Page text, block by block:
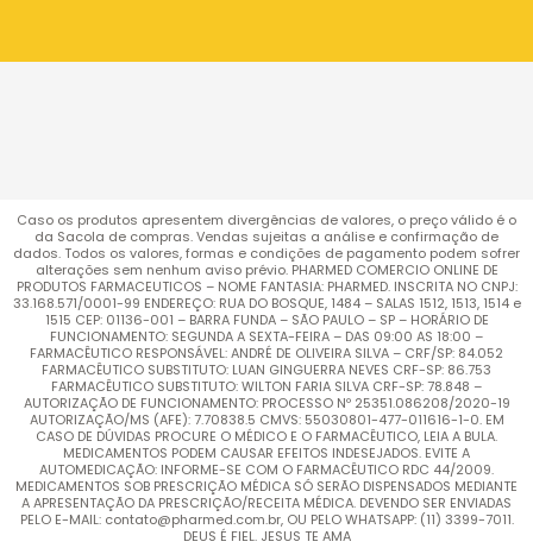
Caso os produtos apresentem divergências de valores, o preço válido é o
da Sacola de compras. Vendas sujeitas a análise e confirmação de
dados. Todos os valores, formas e condições de pagamento podem sofrer
alterações sem nenhum aviso prévio. PHARMED COMERCIO ONLINE DE
PRODUTOS FARMACEUTICOS – NOME FANTASIA: PHARMED. INSCRITA NO CNPJ:
33.168.571/0001-99 ENDEREÇO: RUA DO BOSQUE, 1484 – SALAS 1512, 1513, 1514 e
1515 CEP: 01136-001 – BARRA FUNDA – SÃO PAULO – SP – HORÁRIO DE
FUNCIONAMENTO: SEGUNDA A SEXTA-FEIRA – DAS 09:00 AS 18:00 –
FARMACÊUTICO RESPONSÁVEL: ANDRÉ DE OLIVEIRA SILVA – CRF/SP: 84.052
FARMACÊUTICO SUBSTITUTO: LUAN GINGUERRA NEVES CRF-SP: 86.753
FARMACÊUTICO SUBSTITUTO: WILTON FARIA SILVA CRF-SP: 78.848 –
AUTORIZAÇÃO DE FUNCIONAMENTO: PROCESSO Nº 25351.086208/2020-19
AUTORIZAÇÃO/MS (AFE): 7.70838.5 CMVS: 55030801-477-011616-1-0. EM
CASO DE DÚVIDAS PROCURE O MÉDICO E O FARMACÊUTICO, LEIA A BULA.
MEDICAMENTOS PODEM CAUSAR EFEITOS INDESEJADOS. EVITE A
AUTOMEDICAÇÃO: INFORME-SE COM O FARMACÊUTICO RDC 44/2009.
MEDICAMENTOS SOB PRESCRIÇÃO MÉDICA SÓ SERÃO DISPENSADOS MEDIANTE
A APRESENTAÇÃO DA PRESCRIÇÃO/RECEITA MÉDICA. DEVENDO SER ENVIADAS
PELO E-MAIL: contato@pharmed.com.br, OU PELO WHATSAPP: (11) 3399-7011.
DEUS É FIEL. JESUS TE AMA